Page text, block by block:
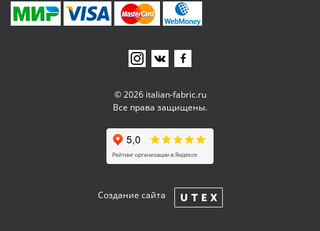
© 2026 italian-fabric.ru
Все права защищены.
Создание сайта